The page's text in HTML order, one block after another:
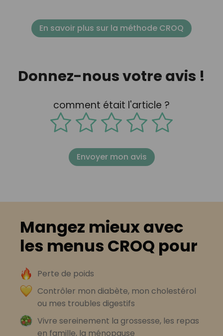
En savoir plus sur la méthode CROQ
Donnez-nous votre avis !
comment était l'article ?
Envoyer mon avis
Mangez mieux avec
les menus CROQ pour
Perte de poids
Contrôler mon diabète, mon cholestérol
ou mes troubles digestifs
Vivre sereinement la grossesse, les repas
en famille, la ménopause